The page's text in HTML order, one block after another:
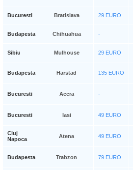
Bucuresti Bratislava 29 EURO
Budapesta Chihuahua -
Sibiu Mulhouse 29 EURO
Budapesta Harstad 135 EURO
Bucuresti Accra -
Bucuresti Iasi 49 EURO
Cluj
Napoca
Atena 49 EURO
Budapesta Trabzon 79 EURO